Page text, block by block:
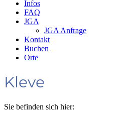
Infos
FAQ
JGA
JGA Anfrage
Kontakt
Buchen
Orte
Kleve
Sie befinden sich hier: